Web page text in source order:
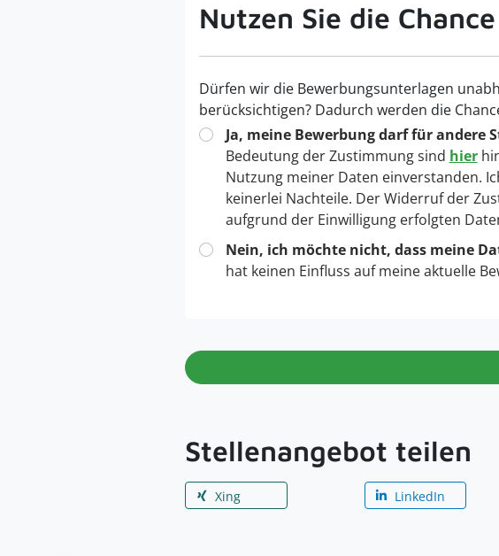
Nutzen Sie die
Dürfen wir die Bewerbungsunterlagen
berücksichtigen? Dadurch werden die
Ja, meine Bewerbung darf für andere
Bedeutung der Zustimmung sind hier
Nutzung meiner Daten einverstanden.
keinerlei Nachteile. Der Widerruf der
aufgrund der Einwilligung erfolgten
Nein, ich möchte nicht, dass meine
hat keinen Einfluss auf meine aktuelle
Stellenangebot teilen
Xing LinkedIn